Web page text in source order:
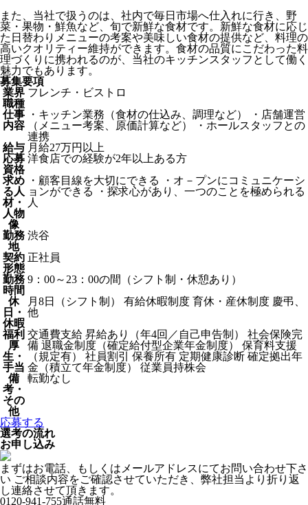
また、当社で扱うのは、社内で毎日市場へ仕入れに行き、野
菜・果物・鮮魚など、旬で新鮮な食材です。新鮮な食材に応じ
た日替わりメニューの考案や美味しい食材の提供など、料理の
高いクオリティー維持ができます。食材の品質にこだわった料
理づくりに携われるのが、当社のキッチンスタッフとして働く
魅力でもあります。
募集要項
業界 フレンチ・ビストロ
職種
仕事
内容
・キッチン業務（食材の仕込み、調理など） ・店舗運営
（メニュー考案、原価計算など） ・ホールスタッフとの
連携
給与 月給27万円以上
応募
資格
洋食店での経験が2年以上ある方
求め
る人
材・
人物
像
・顧客目線を大切にできる ・オ－プンにコミュニケーシ
ョンができる ・探求心があり、一つのことを極められる
人
勤務
地
渋谷
契約
形態
正社員
勤務
時間
9：00～23：00の間（シフト制・休憩あり）
休
日・
休暇
月8日（シフト制） 有給休暇制度 育休・産休制度 慶弔、
他
福利
厚
生・
手当
交通費支給 昇給あり（年4回／自己申告制） 社会保険完
備 退職金制度（確定給付型企業年金制度） 保育料支援
（規定有） 社員割引 保養所有 定期健康診断 確定拠出年
金（積立て年金制度） 従業員持株会
備
考・
その
他
転勤なし
応募する
選考の流れ
お申し込み
まずはお電話、もしくはメールアドレスにてお問い合わせ下さ
い ご相談内容をご確認させていただき、弊社担当より折り返
し連絡させて頂きます。
0120-941-755通話無料